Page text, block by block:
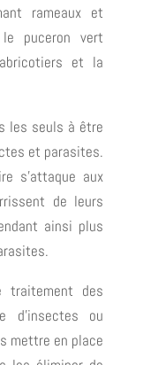
rameaux et
puceron vert
et la
les seuls à être
et parasites.
s’attaque aux
de leurs
ainsi plus
traitement des
ou
mettre en place